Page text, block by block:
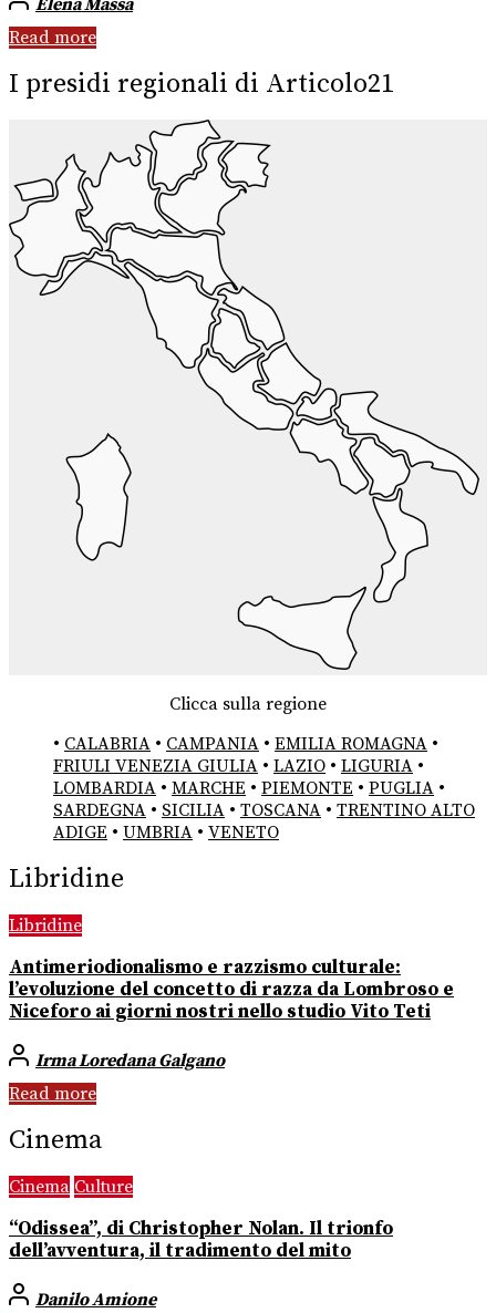
Read more
I presidi regionali di Articolo21
Clicca sulla regione
• CALABRIA • CAMPANIA • EMILIA ROMAGNA •
FRIULI VENEZIA GIULIA • LAZIO • LIGURIA •
LOMBARDIA • MARCHE • PIEMONTE • PUGLIA •
SARDEGNA • SICILIA • TOSCANA • TRENTINO ALTO
ADIGE • UMBRIA • VENETO
Libridine
Libridine
Antimeriodionalismo e razzismo culturale:
l’evoluzione del concetto di razza da Lombroso e
Niceforo ai giorni nostri nello studio Vito Teti
Irma Loredana Galgano
Read more
Cinema
Cinema Culture
“Odissea”, di Christopher Nolan. Il trionfo
dell’avventura, il tradimento del mito
Danilo Amione